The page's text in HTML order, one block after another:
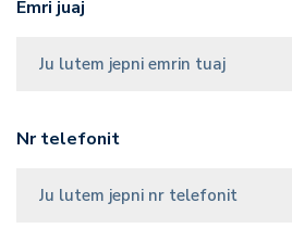
Emri juaj
Nr telefonit